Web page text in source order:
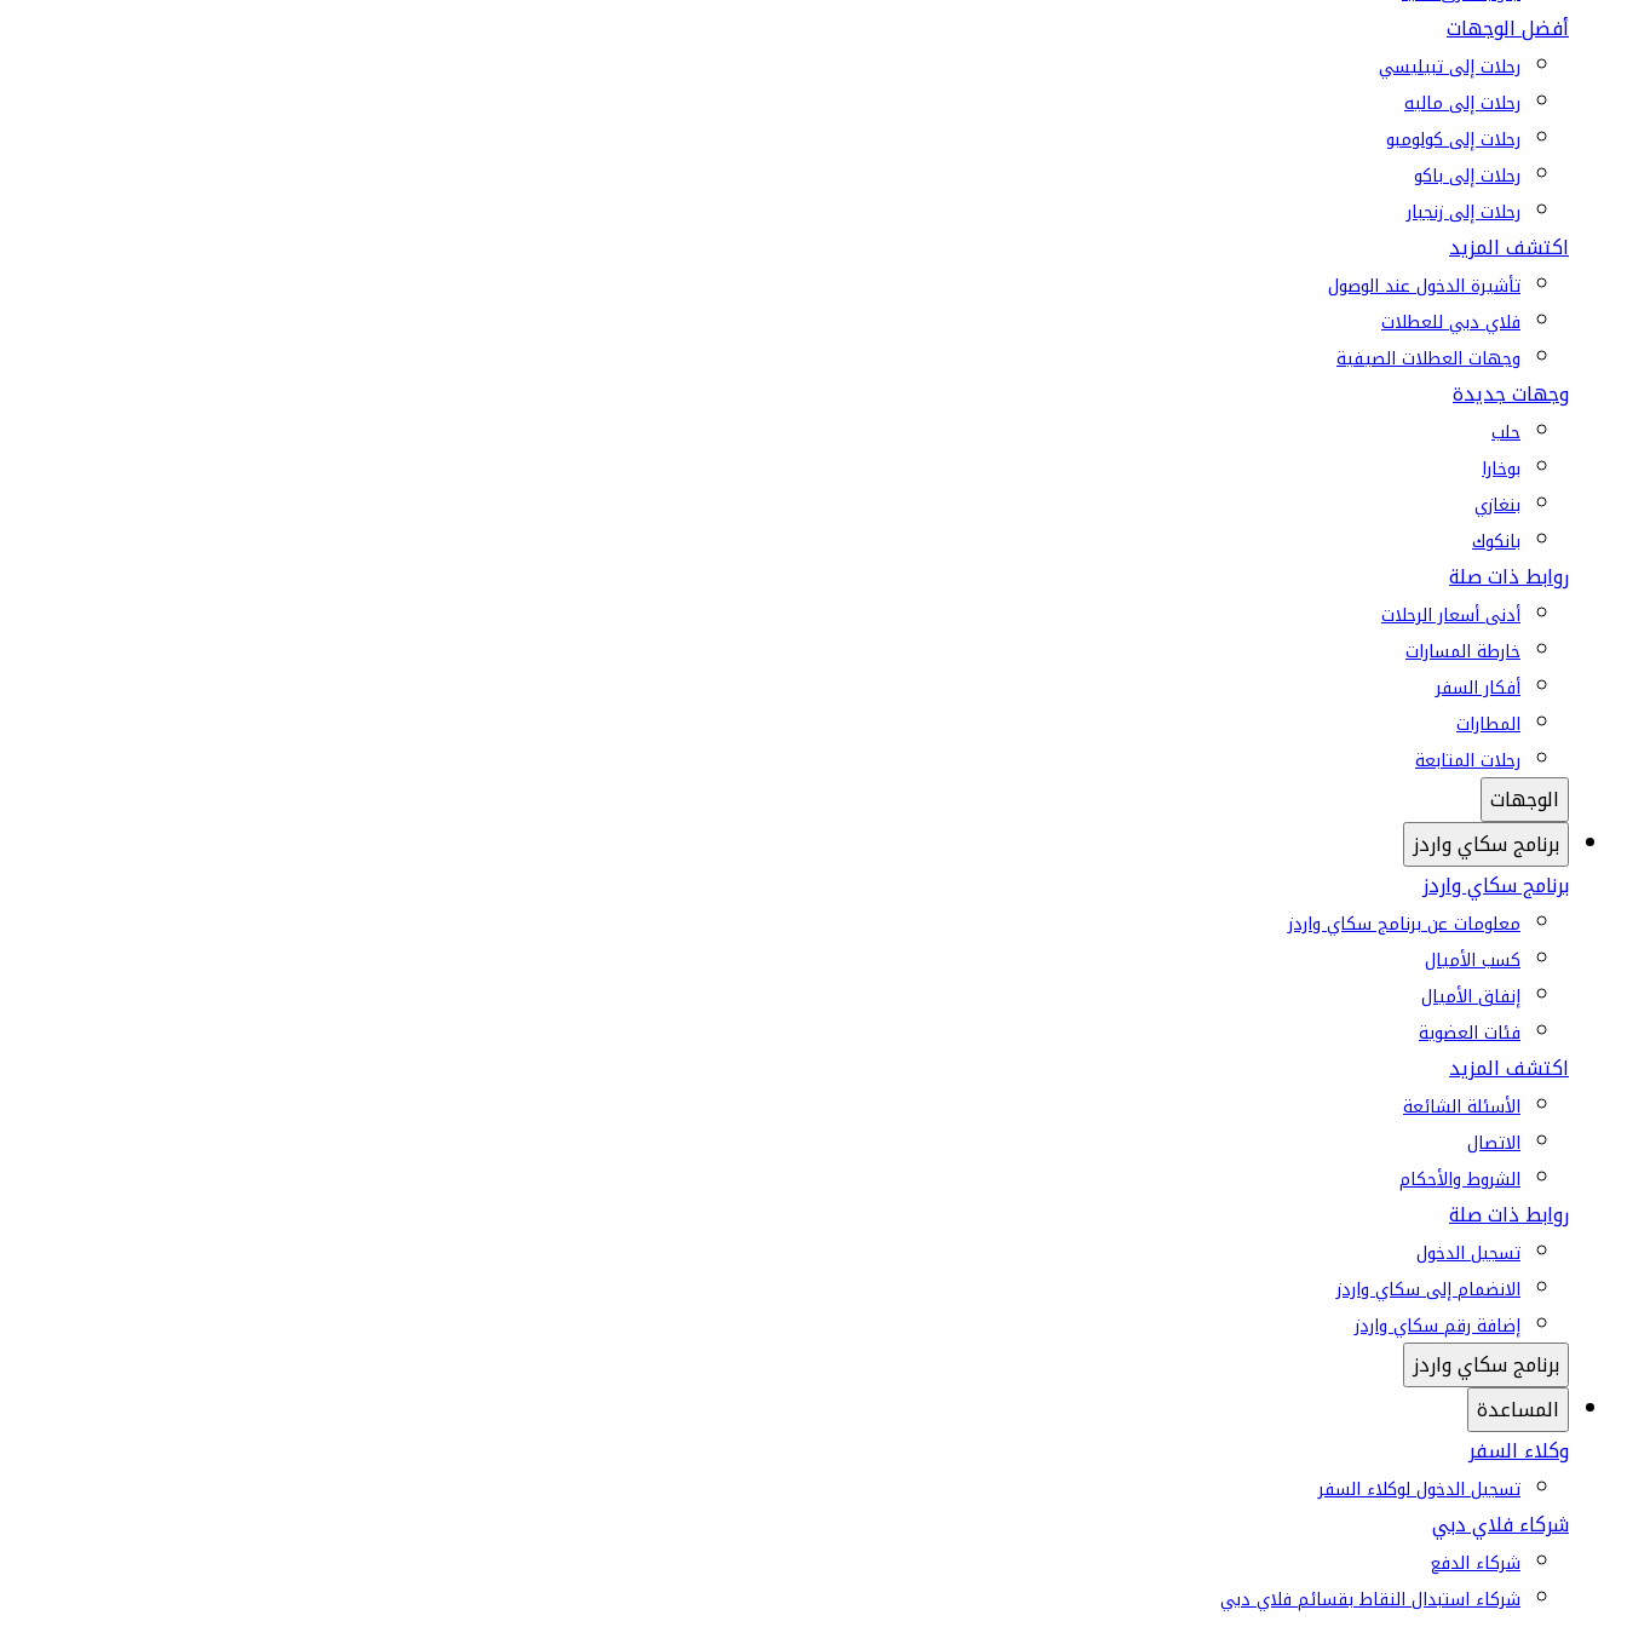
أفضل الوجهات
رحلات إلى تبيليسي
رحلات إلى ماليه
رحلات إلى كولومبو
رحلات إلى باكو
رحلات إلى زنجبار
اكتشف المزيد
تأشيرة الدخول عند الوصول
فلاي دبي للعطلات
وجهات العطلات الصيفية
وجهات جديدة
حلب
بوخارا
بنغازي
بانكوك
روابط ذات صلة
أدنى أسعار الرحلات
خارطة المسارات
أفكار السفر
المطارات
رحلات المتابعة
الوجهات
برنامج سكاي واردز
برنامج سكاي واردز
معلومات عن برنامج سكاي واردز
كسب الأميال
إنفاق الأميال
فئات العضوية
اكتشف المزيد
الأسئلة الشائعة
الاتصال
الشروط والأحكام
روابط ذات صلة
تسجيل الدخول
الانضمام إلى سكاي واردز
إضافة رقم سكاي واردز
برنامج سكاي واردز
المساعدة
وكلاء السفر
تسجيل الدخول لوكلاء السفر
شركاء فلاي دبي
شركاء الدفع
شركاء استبدال النقاط بقسائم فلاي دبي